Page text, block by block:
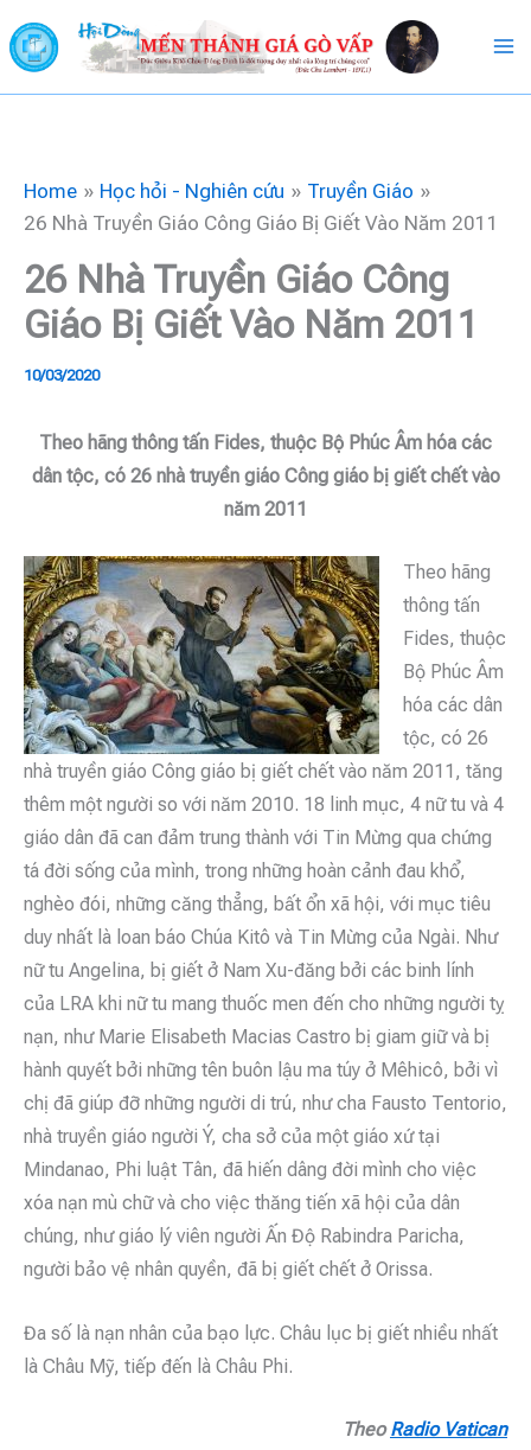
to
content
Home Học hỏi - Nghiên cứu
Truyền Giáo
26 Nhà Truyền Giáo Công Giáo Bị Giết Vào Năm 2011
26 Nhà Truyền Giáo Công
Giáo Bị Giết Vào Năm 2011
10/03/2020
Theo hãng thông tấn Fides, thuộc Bộ Phúc Âm hóa các
dân tộc, có 26 nhà truyền giáo Công giáo bị giết chết vào
năm 2011
Theo hãng
thông tấn
Fides, thuộc
Bộ Phúc Âm
hóa các dân
tộc, có 26
nhà truyền giáo Công giáo bị giết chết vào năm 2011, tăng
thêm một người so với năm 2010. 18 linh mục, 4 nữ tu và 4
giáo dân đã can đảm trung thành với Tin Mừng qua chứng
tá đời sống của mình, trong những hoàn cảnh đau khổ,
nghèo đói, những căng thẳng, bất ổn xã hội, với mục tiêu
duy nhất là loan báo Chúa Kitô và Tin Mừng của Ngài. Như
nữ tu Angelina, bị giết ở Nam Xu-đăng bởi các binh lính
của LRA khi nữ tu mang thuốc men đến cho những người tỵ
nạn, như Marie Elisabeth Macias Castro bị giam giữ và bị
hành quyết bởi những tên buôn lậu ma túy ở Mêhicô, bởi vì
chị đã giúp đỡ những người di trú, như cha Fausto Tentorio,
nhà truyền giáo người Ý, cha sở của một giáo xứ tại
Mindanao, Phi luật Tân, đã hiến dâng đời mình cho việc
xóa nạn mù chữ và cho việc thăng tiến xã hội của dân
chúng, như giáo lý viên người Ấn Độ Rabindra Paricha,
người bảo vệ nhân quyền, đã bị giết chết ở Orissa.
Đa số là nạn nhân của bạo lực. Châu lục bị giết nhiều nhất
là Châu Mỹ, tiếp đến là Châu Phi.
TheoRadio Vatican